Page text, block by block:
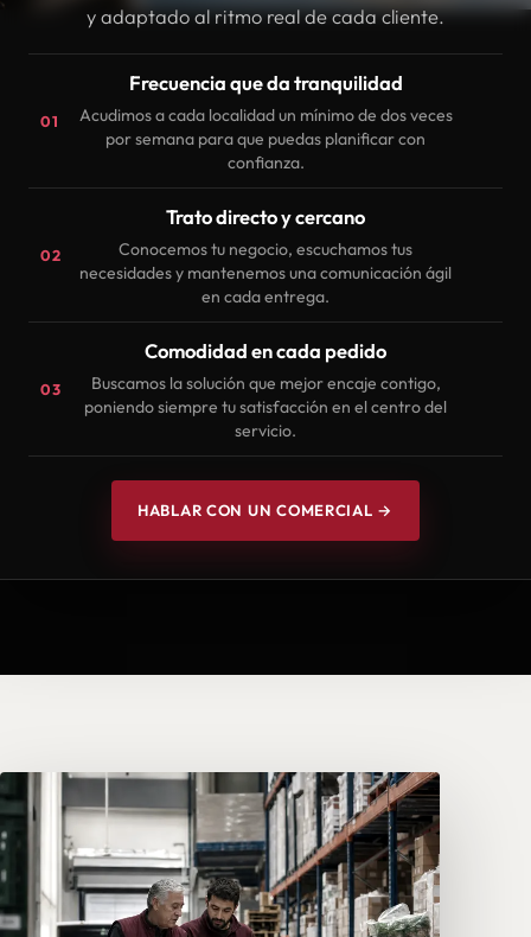
y adaptado al ritmo real de cada cliente.
01
Frecuencia que da tranquilidad
Acudimos a cada localidad un mínimo de dos veces
por semana para que puedas planificar con
confianza.
02
Trato directo y cercano
Conocemos tu negocio, escuchamos tus
necesidades y mantenemos una comunicación ágil
en cada entrega.
03
Comodidad en cada pedido
Buscamos la solución que mejor encaje contigo,
poniendo siempre tu satisfacción en el centro del
servicio.
HABLAR CON UN COMERCIAL →